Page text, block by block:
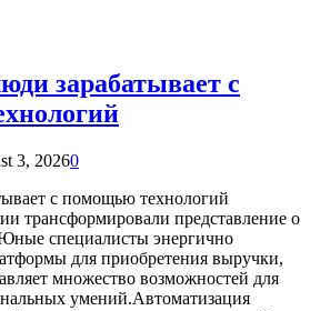
зарабатывает с
3, 20260
с помощью технологий
трансформировали представление о
Юные специалисты энергично
для приобретения выручки,
множество возможностей для
умений.Автоматизация